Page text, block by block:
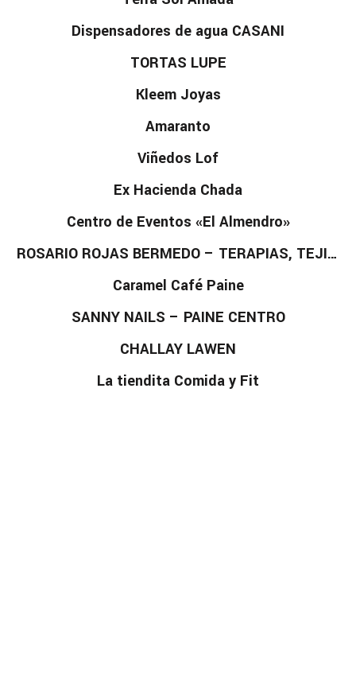
Dispensadores de agua CASANI
TORTAS LUPE
Kleem Joyas
Amaranto
Viñedos Lof
Ex Hacienda Chada
Centro de Eventos «El Almendro»
ROSARIO ROJAS BERMEDO – TERAPIAS, TEJIDOS Y TELARES
Caramel Café Paine
SANNY NAILS – PAINE CENTRO
CHALLAY LAWEN
La tiendita Comida y Fit